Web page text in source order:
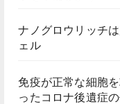
ナノグロウリッチ
ェル
免疫が正常な細胞
ったコロナ後遺症